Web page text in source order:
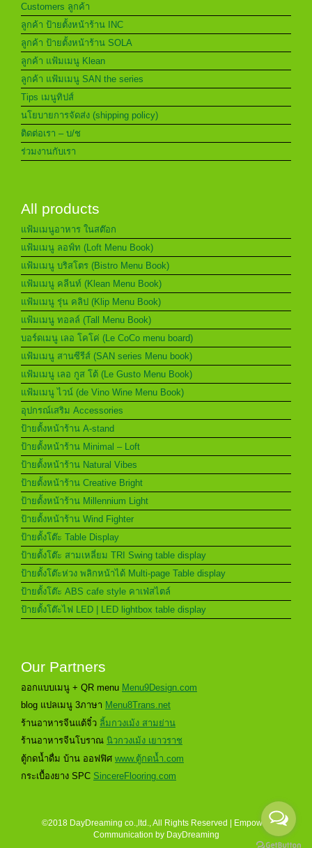
Customers ลูกค้า
ลูกค้า ป้ายตั้งหน้าร้าน INC
ลูกค้า ป้ายตั้งหน้าร้าน SOLA
ลูกค้า แฟ้มเมนู Klean
ลูกค้า แฟ้มเมนู SAN the series
Tips เมนูทิปส์
นโยบายการจัดส่ง (shipping policy)
ติดต่อเรา – บ/ช
ร่วมงานกับเรา
All products
แฟ้มเมนูอาหาร ในสต๊อก
แฟ้มเมนู ลอฟ์ท (Loft Menu Book)
แฟ้มเมนู บริสโตร (Bistro Menu Book)
แฟ้มเมนู คลีนท์ (Klean Menu Book)
แฟ้มเมนู รุ่น คลิป (Klip Menu Book)
แฟ้มเมนู ทอลล์ (Tall Menu Book)
บอร์ดเมนู เลอ โคโค่ (Le CoCo menu board)
แฟ้มเมนู สานซีรีส์ (SAN series Menu book)
แฟ้มเมนู เลอ กูส โต้ (Le Gusto Menu Book)
แฟ้มเมนู ไวน์ (de Vino Wine Menu Book)
อุปกรณ์เสริม Accessories
ป้ายตั้งหน้าร้าน A-stand
ป้ายตั้งหน้าร้าน Minimal – Loft
ป้ายตั้งหน้าร้าน Natural Vibes
ป้ายตั้งหน้าร้าน Creative Bright
ป้ายตั้งหน้าร้าน Millennium Light
ป้ายตั้งหน้าร้าน Wind Fighter
ป้ายตั้งโต๊ะ Table Display
ป้ายตั้งโต๊ะ สามเหลี่ยม TRI Swing table display
ป้ายตั้งโต๊ะห่วง พลิกหน้าได้ Multi-page Table display
ป้ายตั้งโต๊ะ ABS cafe style คาเฟ่สไตล์
ป้ายตั้งโต๊ะไฟ LED | LED lightbox table display
Our Partners
ออกแบบเมนู + QR menu Menu9Design.com
blog แปลเมนู 3ภาษา Menu8Trans.net
ร้านอาหารจีนแต้จิ๋ว ลิ้มกวงเม้ง สามย่าน
ร้านอาหารจีนโบราณ นิวกวงเม้ง เยาวราช
ตู้กดน้ำดื่ม บ้าน ออฟฟิศ www.ตู้กดน้ำ.com
กระเบื้องยาง SPC SincereFlooring.com
©2018 DayDreaming co.,ltd., All Rights Reserved | Empower
Communication by DayDreaming